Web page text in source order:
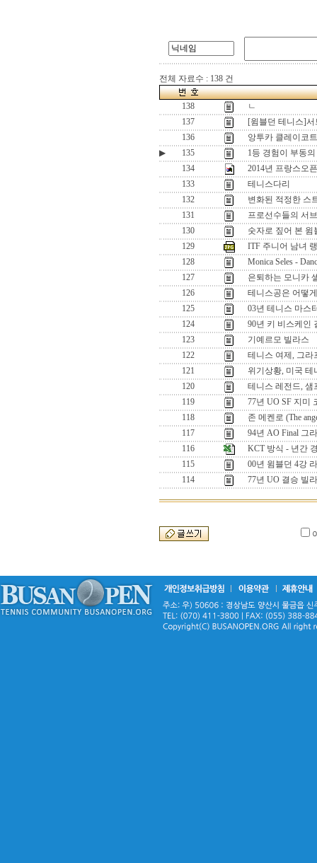
전체 자료수 : 138 건
138
ㄴ
137
[윔블던 테니스]
136
앙투카 클레이코
▶
135
1등 경험이 부동
134
2014년 프랑스오
133
테니스다리
132
변화된 적정한 스
131
프로선수들의 서
130
숫자로 짚어 본 윔
129
ITF 주니어 남녀
128
Monica Seles -
127
은퇴하는 모니카
126
테니스공은 어떻
125
03년 테니스 마스
124
90년 키 비스케인
123
기예르모 빌라스
122
테니스 여제, 그라
121
위기상황, 미국 테
120
테니스 레전드, 샘
119
77년 UO SF 지미
118
존 메켄로 (The
117
94년 AO Final 그
116
KCT 방식 - 년간
115
00년 윔블던 4강
114
77년 UO 결승 빌